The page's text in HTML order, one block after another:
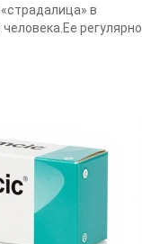
в
регулярно